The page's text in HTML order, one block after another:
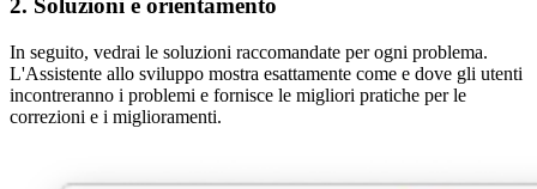
2. Soluzioni e orientamento
In seguito, vedrai le soluzioni raccomandate per ogni problema.
L'Assistente allo sviluppo mostra esattamente come e dove gli utenti
incontreranno i problemi e fornisce le migliori pratiche per le
correzioni e i miglioramenti.